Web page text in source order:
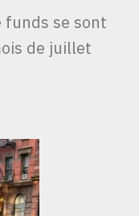
funds se sont
de juillet